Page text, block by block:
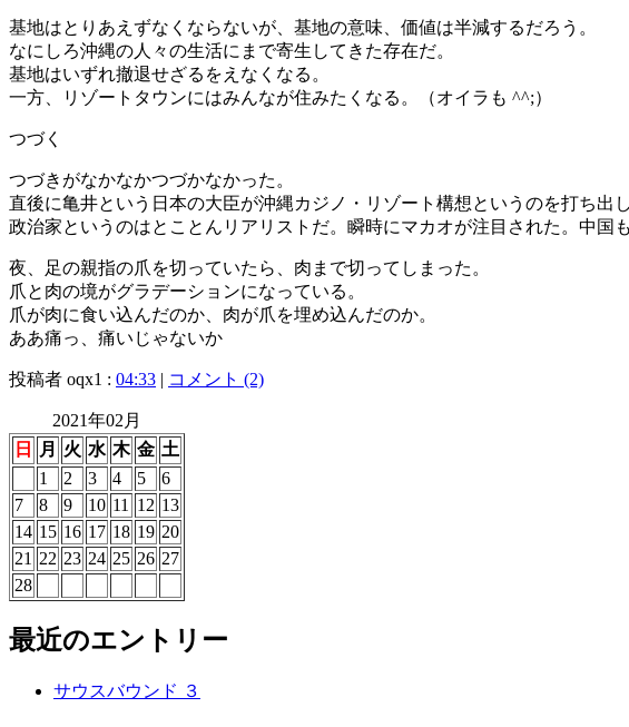
基地はとりあえずなくならないが、基地の意味、価値は半減するだろう。
なにしろ沖縄の人々の生活にまで寄生してきた存在だ。
基地はいずれ撤退せざるをえなくなる。
一方、リゾートタウンにはみんなが住みたくなる。（オイラも ^^;）
つづく
つづきがなかなかつづかなかった。
直後に亀井という日本の大臣が沖縄カジノ・リゾート構想というのを打ち出
政治家というのはとことんリアリストだ。瞬時にマカオが注目された。中国
夜、足の親指の爪を切っていたら、肉まで切ってしまった。
爪と肉の境がグラデーションになっている。
爪が肉に食い込んだのか、肉が爪を埋め込んだのか。
ああ痛っ、痛いじゃないか
投稿者 oqx1 : 04:33 | コメント (2)
2021年02月
日
月 火 水 木 金 土
1
2 3 4 5
6
7
8 9 10 11 12 13
14 15 16 17 18 19 20
21 22 23 24 25 26 27
28
最近のエントリー
サウスバウンド ３